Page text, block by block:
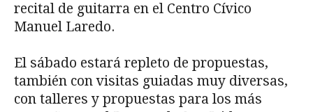
recital de guitarra en el Centro Cívico
Manuel Laredo.
El sábado estará repleto de propuestas,
también con visitas guiadas muy diversas,
con talleres y propuestas para los más